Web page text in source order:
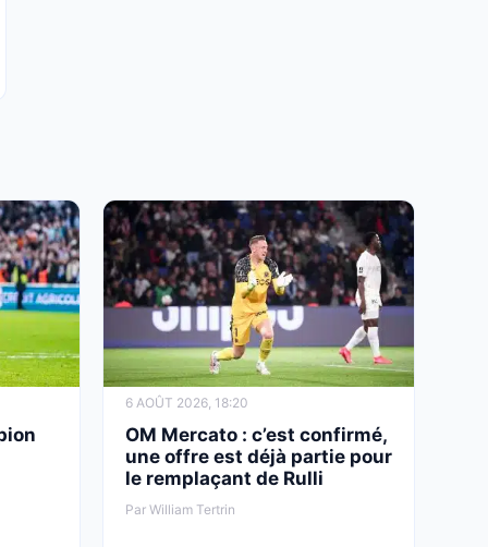
6 AOÛT 2026, 18:20
OM Mercato : c’est confirmé,
une offre est déjà partie pour
le remplaçant de Rulli
Par William Tertrin